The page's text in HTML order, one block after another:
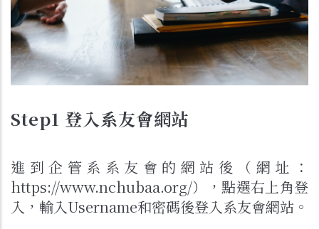
Step1 登入系友會網站
進到企管系系友會的網站後（網址：
https://www.nchubaa.org/），點選右上角登
入，輸入Username和密碼後登入系友會網站。